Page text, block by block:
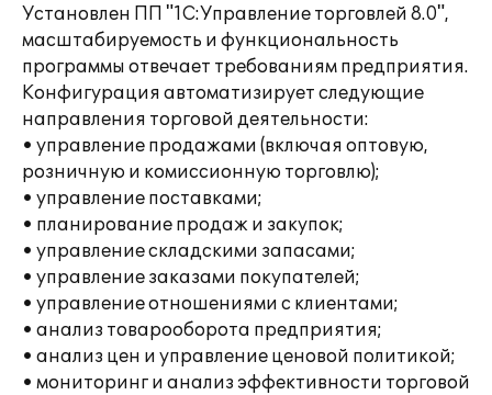
Установлен ПП "1С:Управление торговлей 8.0",
масштабируемость и функциональность
программы отвечает требованиям предприятия.
Конфигурация автоматизирует следующие
направления торговой деятельности:
• управление продажами (включая оптовую,
розничную и комиссионную торговлю);
• управление поставками;
• планирование продаж и закупок;
• управление складскими запасами;
• управление заказами покупателей;
• управление отношениями с клиентами;
• анализ товарооборота предприятия;
• анализ цен и управление ценовой политикой;
• мониторинг и анализ эффективности торговой